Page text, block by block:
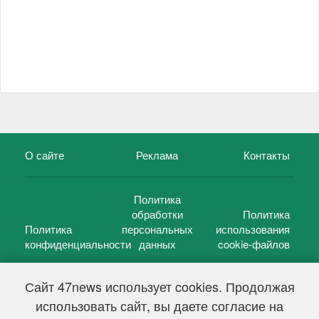
Сайт 47news использует cookies. Продолжая
использовать сайт, вы даете согласие на
О сайте Реклама Контакты
Политика
конфиденциальности
Политика
обработки
персональных
данных
Политика
использования
cookie-файлов
47 новостей (47 news)2005 — 2026 г.